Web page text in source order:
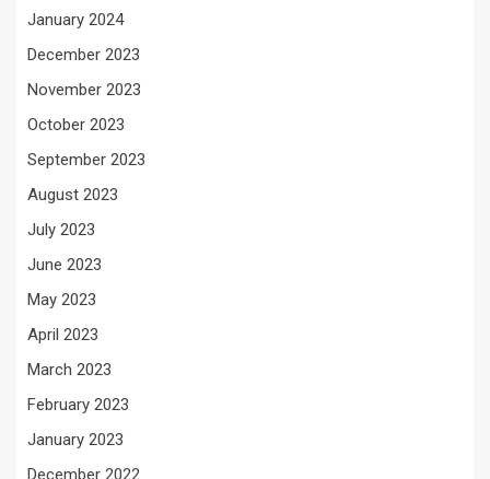
January 2024
December 2023
November 2023
October 2023
September 2023
August 2023
July 2023
June 2023
May 2023
April 2023
March 2023
February 2023
January 2023
December 2022